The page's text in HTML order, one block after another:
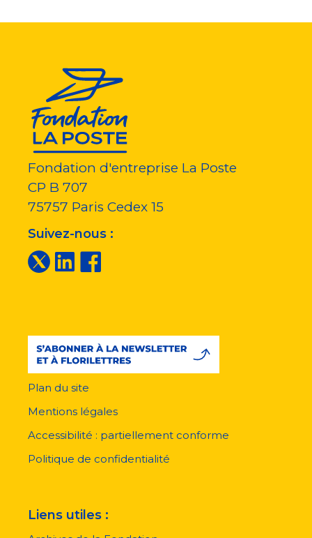
Fondation d'entreprise La Poste
CP B 707
75757 Paris Cedex 15
Suivez-nous :
pied
page
Plan du site
Mentions légales
Accessibilité : partiellement conforme
Politique de confidentialité
Liens utiles :